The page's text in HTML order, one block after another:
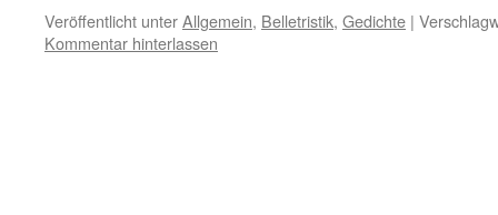
Veröffentlicht unterAllgemein, Belletristik, Gedichte |
Kommentar hinterlassen